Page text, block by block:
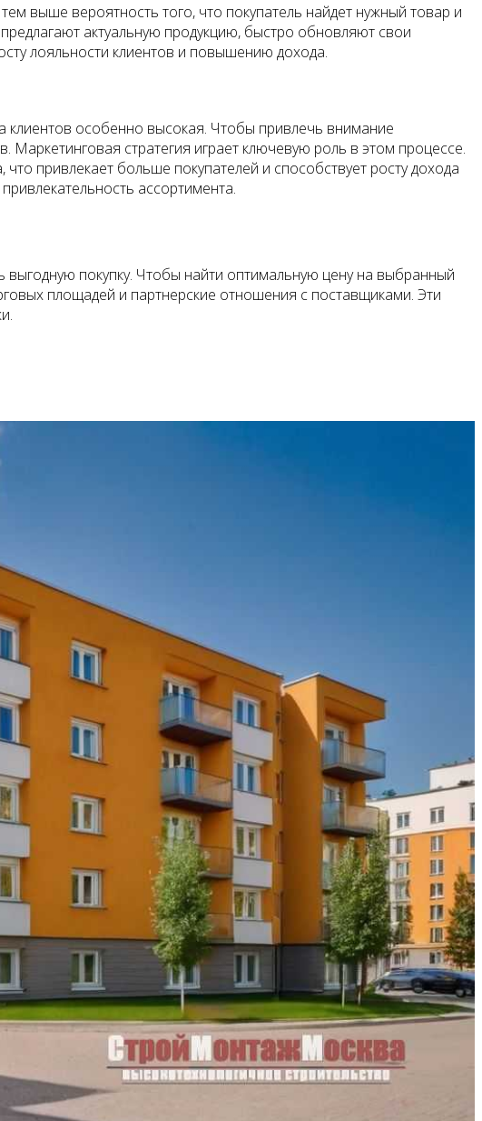
выше вероятность того, что покупатель найдет нужный товар и
актуальную продукцию, быстро обновляют свои
лояльности клиентов и повышению дохода.
клиентов особенно высокая. Чтобы привлечь внимание
Маркетинговая стратегия играет ключевую роль в этом процессе.
привлекает больше покупателей и способствует росту дохода
ассортимента.
покупку. Чтобы найти оптимальную цену на выбранный
площадей и партнерские отношения с поставщиками. Эти